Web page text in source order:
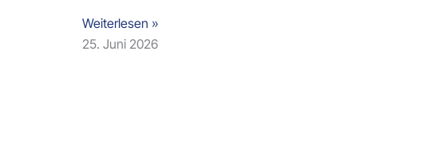
Weiterlesen »
25. Juni 2026